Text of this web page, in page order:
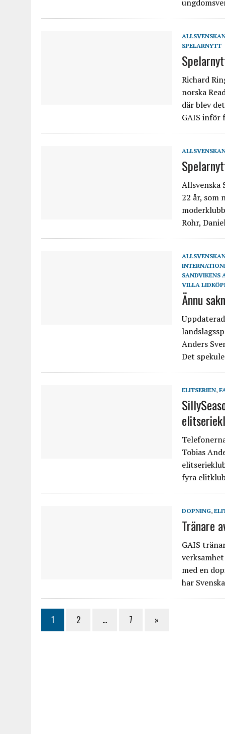
SPELARNYTT
Richard
norska
där blev
GAIS
Allsvenska
22 år, som
Rohr,
SANDVIKENS
VILLA
Ännu
Anders
Det
ELITSERIEN,
Tobias
fyra
DOPNING,
Tränare
GAIS
med en
har
1 2 … 7 »